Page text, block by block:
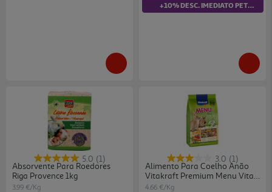
+10% DESC. IMEDIATO PET CLUB
5.0 (1)
Absorvente Para Roedores
Riga Provence 1kg
3.99 €/Kg
3.0 (1)
Alimento Para Coelho Anão
Vitakraft Premium Menu Vital
3kg
4.66 €/Kg